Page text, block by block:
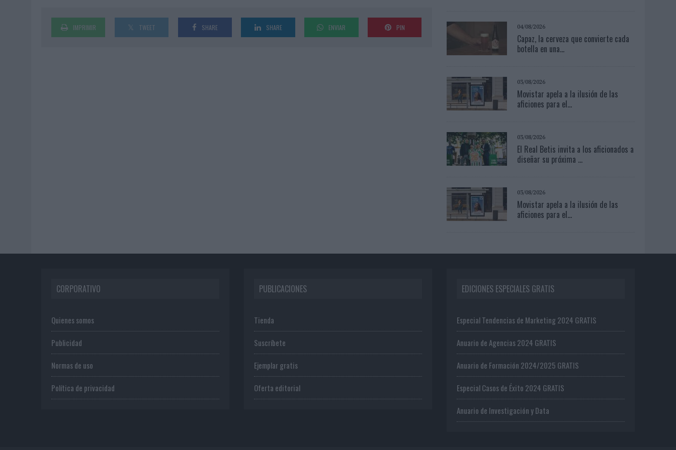
IMPRIMIR TWEET SHARE SHARE ENVIAR PIN 04/08/2026
Capaz, la cerveza que convierte cada
botella en una...
03/08/2026
Movistar apela a la ilusión de las
aficiones para el...
03/08/2026
El Real Betis invita a los aficionados a
diseñar su próxima ...
03/08/2026
Movistar apela a la ilusión de las
aficiones para el...
CORPORATIVO
Quienes somos
Publicidad
Normas de uso
Política de privacidad
PUBLICACIONES
Tienda
Suscríbete
Ejemplar gratis
Oferta editorial
EDICIONES ESPECIALES GRATIS
Especial Tendencias de Marketing 2024 GRATIS
Anuario de Agencias 2024 GRATIS
Anuario de Formación 2024/2025 GRATIS
Especial Casos de Éxito 2024 GRATIS
Anuario de Investigación y Data